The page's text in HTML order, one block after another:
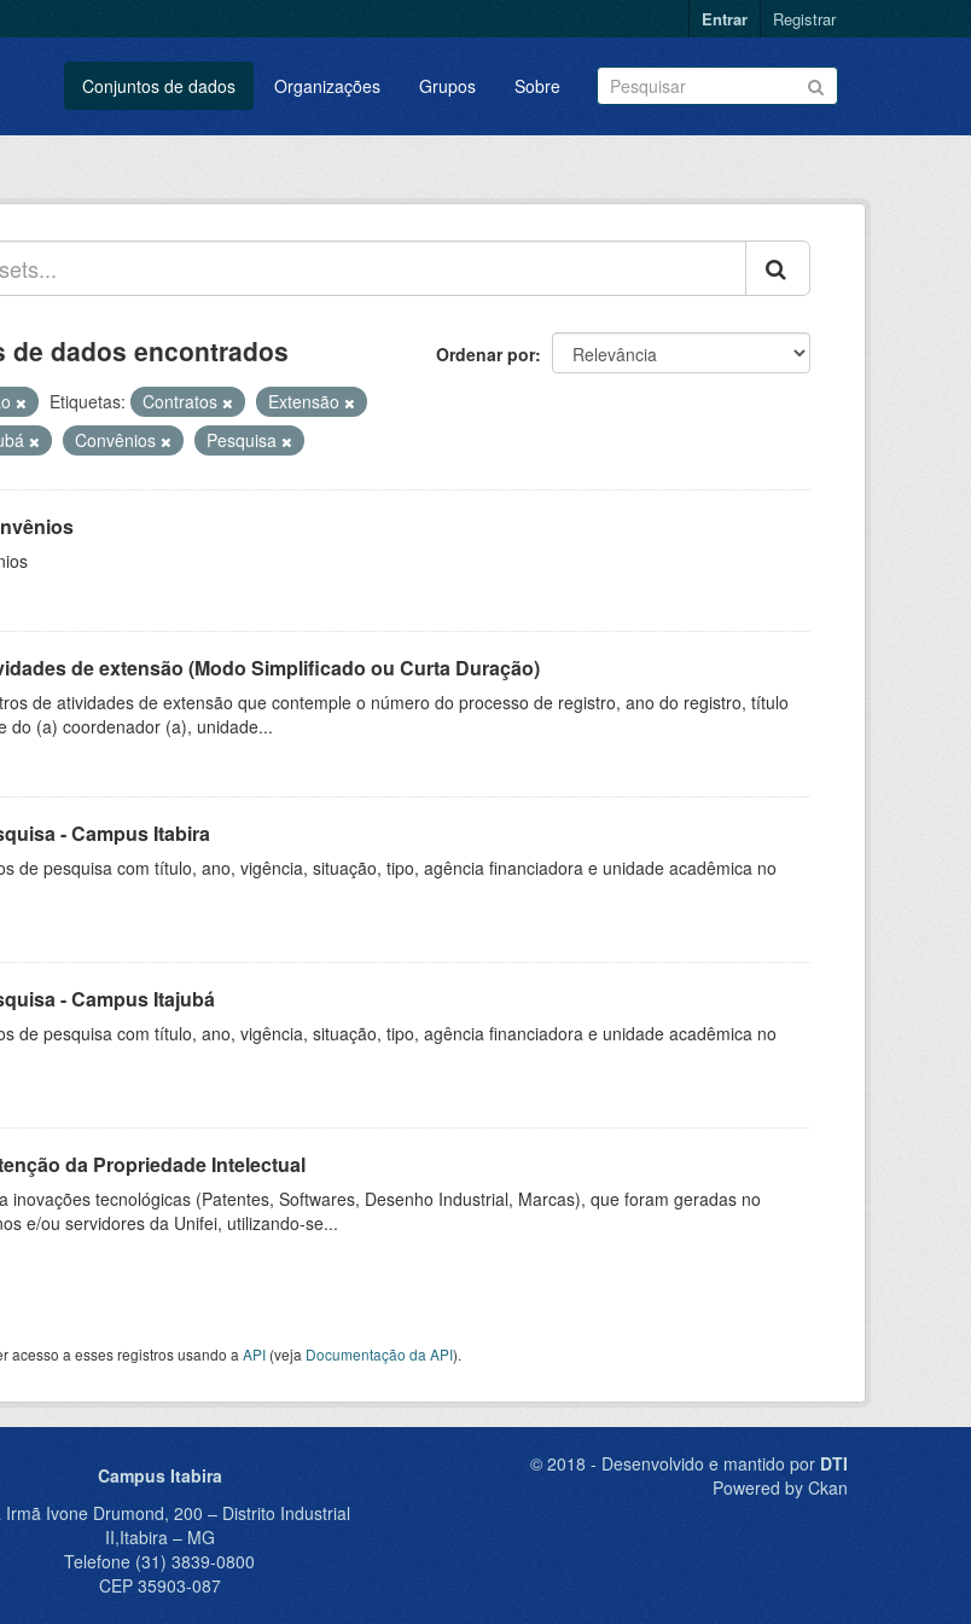
Entrar Registrar
Conjuntos de dados Organizações Grupos Sobre
Ordenar por
de dados encontrados
Etiquetas: Contratos
Extensão
Convênios Pesquisa
de extensão (Modo Simplificado ou Curta Duração)
de atividades de extensão que contemple o número do processo de registro, ano do registro, título
do (a) coordenador (a), unidade...
- Campus Itabira
de pesquisa com título, ano, vigência, situação, tipo, agência financiadora e unidade acadêmica no
- Campus Itajubá
de pesquisa com título, ano, vigência, situação, tipo, agência financiadora e unidade acadêmica no
da Propriedade Intelectual
inovações tecnológicas (Patentes, Softwares, Desenho Industrial, Marcas), que foram geradas no
e/ou servidores da Unifei, utilizando-se...
acesso a esses registros usando a API (veja Documentação da API).
Campus Itabira
Irmã Ivone Drumond, 200 – Distrito Industrial
II,Itabira – MG
Telefone (31) 3839-0800
CEP 35903-087
© 2018 - Desenvolvido e mantido por DTI
Powered by Ckan